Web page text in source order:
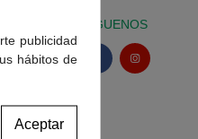
SÍGUENOS
publicidad
hábitos de
Aceptar